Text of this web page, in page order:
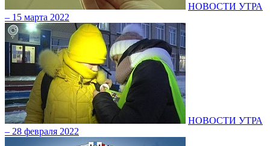
НОВОСТИ УТРА
– 15 марта 2022
НОВОСТИ УТРА
– 28 февраля 2022